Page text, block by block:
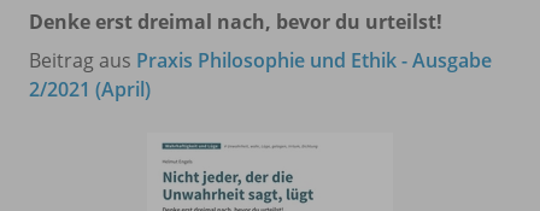
Denke erst dreimal nach, bevor du urteilst!
Beitrag aus Praxis Philosophie und Ethik - Ausgabe
2/2021 (April)